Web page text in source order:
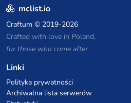
mclist.io
Craftum © 2019-2026
Crafted with love in Poland,
for those who come after
Linki
Polityka prywatności
Archiwalna lista serwerów